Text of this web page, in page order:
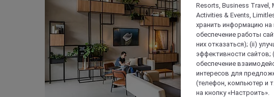
Resorts, Business Travel,
Activities & Events,
хранить информацию на
обеспечение работы
них отказаться); (ii)
эффективности сайтов;
обеспечение
интересов для
(телефон, компьютер и
на кнопку «Настроить».